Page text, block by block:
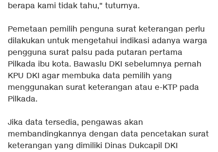
berapa kami tidak tahu," tuturnya.
Pemetaan pemilih penguna surat keterangan perlu
dilakukan untuk mengetahui indikasi adanya warga
pengguna surat palsu pada putaran pertama
Pilkada ibu kota. Bawaslu DKI sebelumnya pernah
KPU DKI agar membuka data pemilih yang
menggunakan surat keterangan atau e-KTP pada
Pilkada.
Jika data tersedia, pengawas akan
membandingkannya dengan data pencetakan surat
keterangan yang dimiliki Dinas Dukcapil DKI